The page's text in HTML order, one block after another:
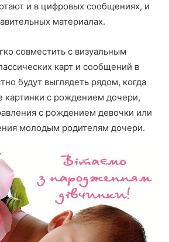
и в цифровых сообщениях, и
материалах.
совместить с визуальным
карт и сообщений в
будут выглядеть рядом, когда
картинки с рождением дочери,
с рождением девочки или
молодым родителям дочери.